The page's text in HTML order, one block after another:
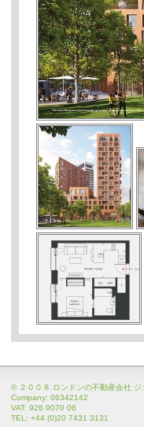
© ２００８ ロンドンの不動産会社
Company: 06342142
VAT: 926 9070 06
TEL: +44 (0)20 7431 3131